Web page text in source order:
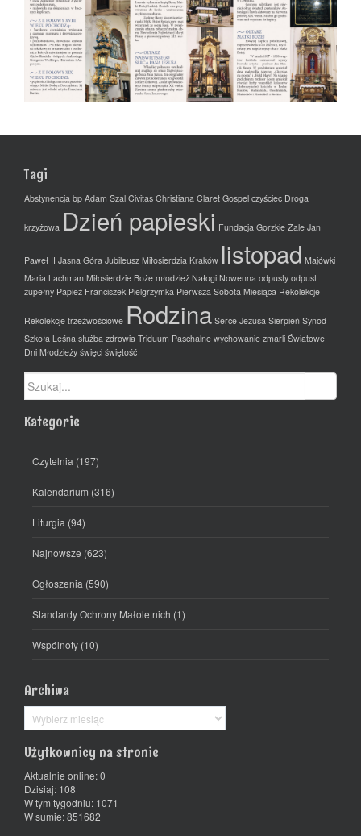
Tagi
Abstynencja bp Adam Szal Civitas Christiana Claret Gospel czyściec Droga
krzyżowa Dzień papieski Fundacja Gorzkie Żale Jan
Paweł II Jasna Góra Jubileusz Miłosierdzia Kraków listopad Majówki
Maria Lachman Miłosierdzie Boże młodzież Nałogi Nowenna odpusty odpust
zupełny Papież Franciszek Pielgrzymka Pierwsza Sobota Miesiąca Rekolekcje
Rekolekcje trzeźwościowe Rodzina Serce Jezusa Sierpień Synod
Szkoła Leśna służba zdrowia Triduum Paschalne wychowanie zmarli Światowe
Dni Młodzieży święci świętość
Szukaj:
Kategorie
Czytelnia (197)
Kalendarium (316)
Liturgia (94)
Najnowsze (623)
Ogłoszenia (590)
Standardy Ochrony Małoletnich (1)
Wspólnoty (10)
Archiwa
Archiwa
Użytkownicy na stronie
Aktualnie online: 0
Dzisiaj: 108
W tym tygodniu: 1071
W sumie: 851682